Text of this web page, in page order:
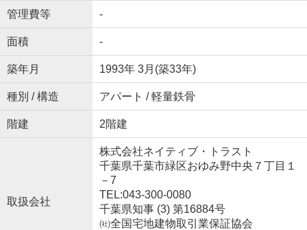
管理費等 -
面積 -
築年月 1993年 3月(築33年)
種別 / 構造 アパート / 軽量鉄骨
階建 2階建
取扱会社
株式会社ネイティブ・トラスト
千葉県千葉市緑区おゆみ野中央７丁目１
－7
TEL:043-300-0080
千葉県知事 (3) 第16884号
㈳全国宅地建物取引業保証協会